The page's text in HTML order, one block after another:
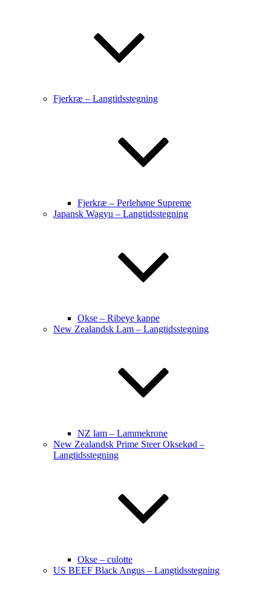
Fjerkræ – Langtidsstegning
Fjerkræ – Perlehøne Supreme
Japansk Wagyu – Langtidsstegning
Okse – Ribeye kappe
New Zealandsk Lam – Langtidsstegning
NZ lam – Lammekrone
New Zealandsk Prime Steer Oksekød –
Langtidsstegning
Okse – culotte
US BEEF Black Angus – Langtidsstegning